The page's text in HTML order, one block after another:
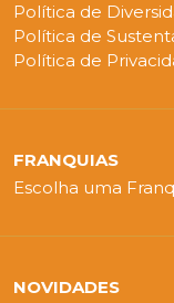
Política de
Política de
Política de
FRANQUIAS
Escolha uma
NOVIDADES